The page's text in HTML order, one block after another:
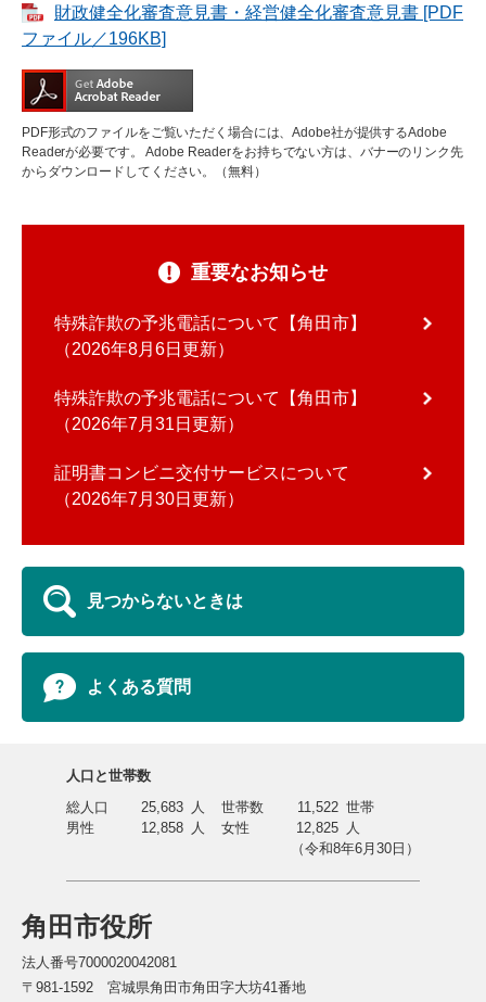
財政健全化審査意見書・経営健全化審査意見書 [PDF
ファイル／196KB]
PDF形式のファイルをご覧いただく場合には、Adobe社が提供するAdobe
Readerが必要です。
Adobe Readerをお持ちでない方は、バナーのリンク先
からダウンロードしてください。（無料）
重要なお知らせ
特殊詐欺の予兆電話について【角田市】
2026年8月6日更新
特殊詐欺の予兆電話について【角田市】
2026年7月31日更新
証明書コンビニ交付サービスについて
2026年7月30日更新
見つからないときは
よくある質問
角田市役所
法人番号7000020042081
〒981-1592 宮城県角田市角田字大坊41番地
人口と世帯数
総人口
25,683 人 世帯数 11,522 世帯
男性
12,858 人 女性 12,825
人
（令和8年6月30日）